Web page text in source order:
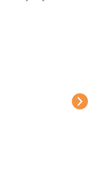
Jedno je isté, u